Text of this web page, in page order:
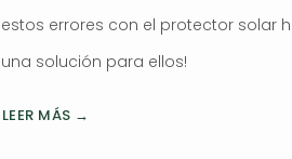
estos errores con el protector solar
una solución para ellos!
LEER MÁS →